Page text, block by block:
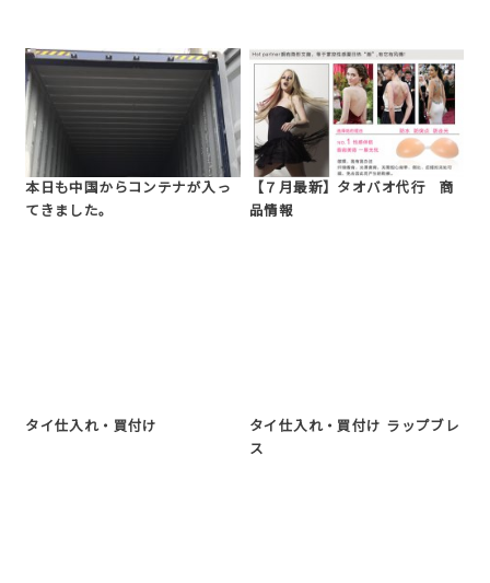
本日も中国からコンテナが入っ
てきました。
【７月最新】タオバオ代行 商
品情報
タイ仕入れ・買付け
タイ仕入れ・買付け ラップブレ
ス